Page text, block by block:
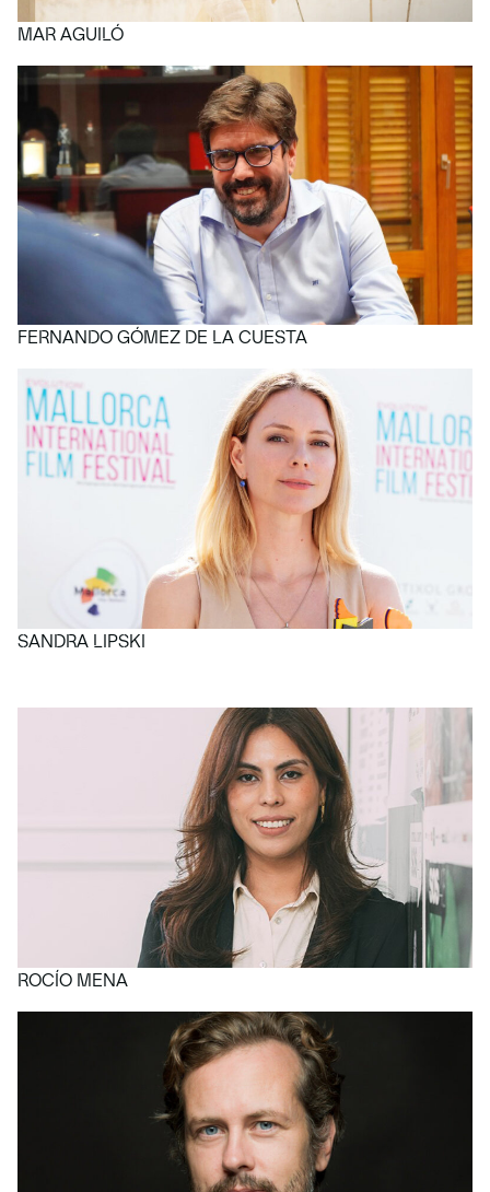
MAR AGUILÓ
FERNANDO GÓMEZ DE LA CUESTA
SANDRA LIPSKI
ROCÍO MENA